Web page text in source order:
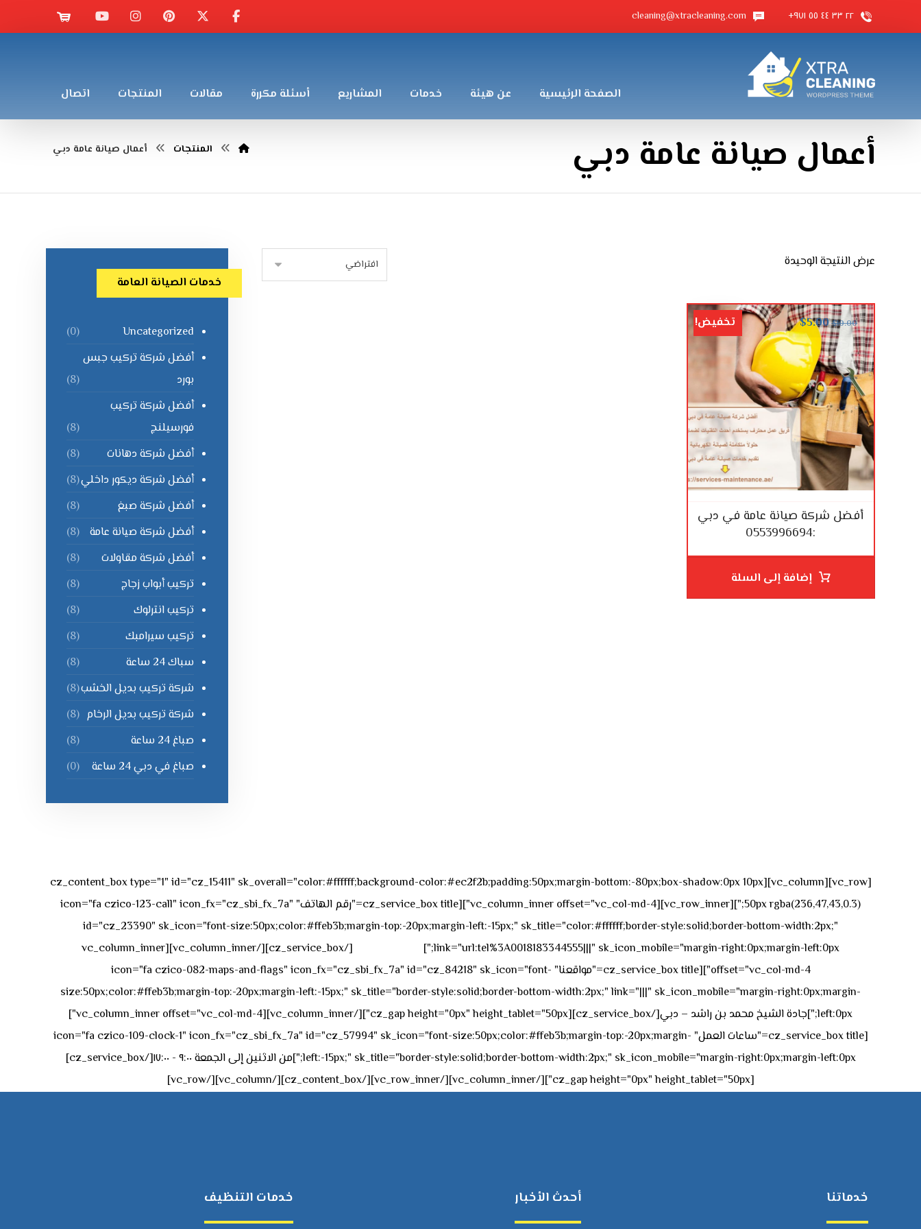
٢٢ ٣٣ ٤٤ ٥٥ ٩٧١+ cleaning@xtracleaning.com
الصفحة الرئيسية عن هيئة خدمات المشاريع أسئلة مكررة مقالات المنتجات اتصال
أعمال صيانة عامة دبي المنتجات أعمال صيانة عامة دبي
عرض النتيجة الوحيدة
أفضل شركة صيانة عامة في دبي
:0553996694
$10.00
$5.00 تخفيض!
إضافة إلى السلة
خدمات الصيانة العامة
Uncategorized
(0)
أفضل شركة تركيب جبس
بورد
(8)
أفضل شركة تركيب
فورسيلنج
(8)
أفضل شركة دهانات
(8)
أفضل شركة ديكور داخلي(8)
أفضل شركة صبغ
(8)
أفضل شركة صيانة عامة
(8)
أفضل شركة مقاولات
(8)
تركيب أبواب زجاج
(8)
تركيب انترلوك
(8)
تركيب سيرامبك
(8)
سباك 24 ساعة
(8)
شركة تركيب بديل الخشب(8)
شركة تركيب بديل الرخام (8)
صباغ 24 ساعة
(8)
صباغ في دبي 24 ساعة
(0)
[vc_row][vc_column][cz_content_box type="1" id="cz_15411" sk_overall="color:#ffffff;background-color:#ec2f2b;padding:50px;margin-bottom:-80px;box-shadow:0px 10px
50px rgba(236,47,43,0.3);"][vc_row_inner][vc_column_inner offset="vc_col-md-4"][cz_service_box title="رقم الهاتف" icon="fa czico-123-call" icon_fx="cz_sbi_fx_7a"
id="cz_23390" sk_icon="font-size:50px;color:#ffeb3b;margin-top:-20px;margin-left:-15px;" sk_title="color:#ffffff;border-style:solid;border-bottom-width:2px;"
link="url:tel%3A0018183344555|||" sk_icon_mobile="margin-right:0px;margin-left:0px;"]
[/cz_service_box][/vc_column_inner][vc_column_inner
offset="vc_col-md-4"][cz_service_box title="مواقعنا" icon="fa czico-082-maps-and-flags" icon_fx="cz_sbi_fx_7a" id="cz_84218" sk_icon="font-
size:50px;color:#ffeb3b;margin-top:-20px;margin-left:-15px;" sk_title="border-style:solid;border-bottom-width:2px;" link="|||" sk_icon_mobile="margin-right:0px;margin-
left:0px;"]جادة الشيخ محمد بن راشد – دبي[/cz_service_box][cz_gap height="0px" height_tablet="50px"][/vc_column_inner][vc_column_inner offset="vc_col-md-4"]
[cz_service_box title="ساعات العمل" icon="fa czico-109-clock-1" icon_fx="cz_sbi_fx_7a" id="cz_57994" sk_icon="font-size:50px;color:#ffeb3b;margin-top:-20px;margin-
left:-15px;" sk_title="border-style:solid;border-bottom-width:2px;" sk_icon_mobile="margin-right:0px;margin-left:0px;"]من الاثنين إلى الجمعة ٩:٠٠ - ١٧:٠٠[/cz_service_box]
[cz_gap height="0px" height_tablet="50px"][/vc_column_inner][/vc_row_inner][/cz_content_box][/vc_column][/vc_row]
خدماتنا أحدث الأخبار خدمات التنظيف